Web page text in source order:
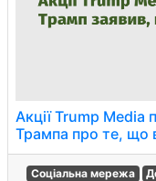
Акції Trump Media
Трампа про те, що
Соціальна мережа